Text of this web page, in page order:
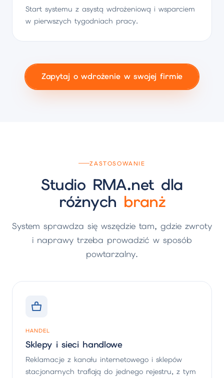
Start systemu z asystą wdrożeniową i wsparciem
w pierwszych tygodniach pracy.
Zapytaj o wdrożenie w swojej firmie
ZASTOSOWANIE
Studio RMA.net dla
różnych branż
System sprawdza się wszędzie tam, gdzie zwroty
i naprawy trzeba prowadzić w sposób
powtarzalny.
HANDEL
Sklepy i sieci handlowe
Reklamacje z kanału internetowego i sklepów
stacjonarnych trafiają do jednego rejestru, z tym